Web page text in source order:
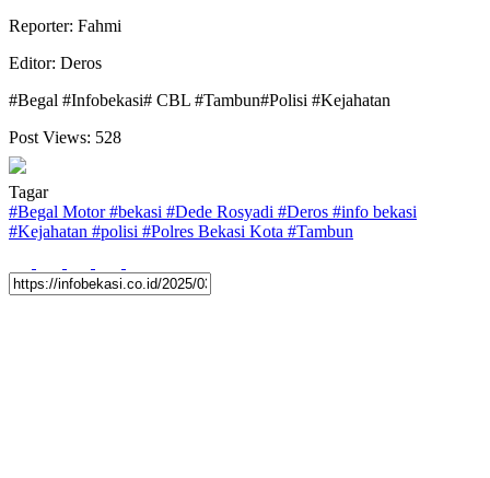
Reporter: Fahmi
Editor: Deros
#Begal #Infobekasi# CBL #Tambun#Polisi #Kejahatan
Post Views: 528
Tagar
#Begal Motor#bekasi #Dede Rosyadi #Deros #info bekasi
#Kejahatan #polisi #Polres Bekasi Kota #Tambun